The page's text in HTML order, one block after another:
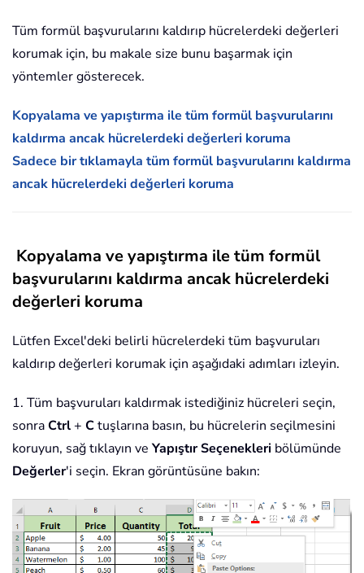
Tüm formül başvurularını kaldırıp hücrelerdeki değerleri
korumak için, bu makale size bunu başarmak için
yöntemler gösterecek.
Kopyalama ve yapıştırma ile tüm formül başvurularını
kaldırma ancak hücrelerdeki değerleri koruma
Sadece bir tıklamayla tüm formül başvurularını kaldırma
ancak hücrelerdeki değerleri koruma
Kopyalama ve yapıştırma ile tüm formül
başvurularını kaldırma ancak hücrelerdeki
değerleri koruma
Lütfen Excel'deki belirli hücrelerdeki tüm başvuruları
kaldırıp değerleri korumak için aşağıdaki adımları izleyin.
1. Tüm başvuruları kaldırmak istediğiniz hücreleri seçin,
sonraCtrl+ Ctuşlarına basın, bu hücrelerin seçilmesini
koruyun, sağ tıklayın ve Yapıştır Seçenekleri bölümünde
Değerler'i seçin. Ekran görüntüsüne bakın: